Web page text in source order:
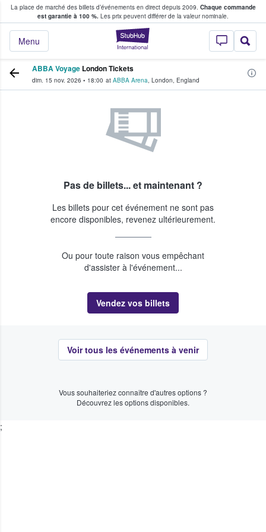
La place de marché des billets d’événements en direct depuis 2009. Chaque commande
est garantie à 100 %. Les prix peuvent différer de la valeur nominale.
StubHub - Où
Menu
fans achètent et vendent des billets
ABBA Voyage London Tickets
dim. 15 nov. 2026 • 18:00 at ABBA Arena, London, England
Pas de billets... et maintenant ?
Les billets pour cet événement ne sont pas
encore disponibles, revenez ultérieurement.
Ou pour toute raison vous empêchant
d'assister à l'événement...
Vendez vos billets
Voir tous les événements à venir
Vous souhaiteriez connaître d'autres options ?
Découvrez les options disponibles.
;